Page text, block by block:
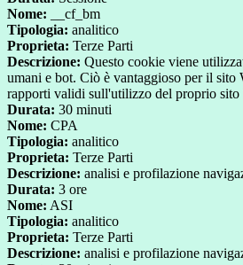
Nome: __cf_bm
Tipologia: analitico
Proprieta: Terze Parti
Descrizione: Questo cookie viene
umani e bot. Ciò è vantaggioso per il sito
rapporti validi sull'utilizzo del proprio sito
Durata: 30 minuti
Nome: CPA
Tipologia: analitico
Proprieta: Terze Parti
Descrizione: analisi e profilazione
Durata: 3 ore
Nome: ASI
Tipologia: analitico
Proprieta: Terze Parti
Descrizione: analisi e profilazione